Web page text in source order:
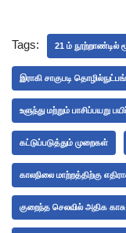
Tags: 21 ம் நூற்றாண்டில்
இராகி சாகுபடி
உளுந்து மற்றும் பாசிப்பயறு
கட்டுப்படுத்தும் முறைகள்
காலநிலை மாற்றத்திற்கு
குறைந்த செலவில் அதிக